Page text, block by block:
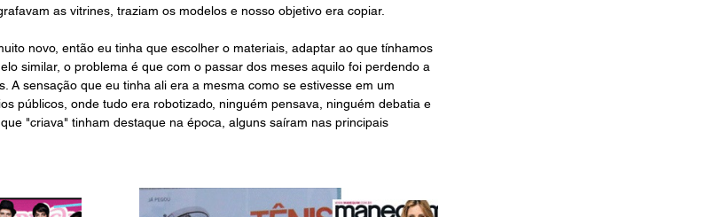
as vitrines, traziam os modelos e nosso objetivo era copiar.
novo, então eu tinha que escolher o materiais, adaptar ao que tínhamos
similar, o problema é que com o passar dos meses aquilo foi perdendo a
A sensação que eu tinha ali era a mesma como se estivesse em um
públicos, onde tudo era robotizado, ninguém pensava, ninguém debatia e
"criava" tinham destaque na época, alguns saíram nas principais